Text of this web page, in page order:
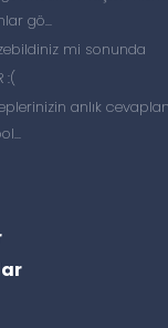
gö...
mi sonunda
:(
anlık